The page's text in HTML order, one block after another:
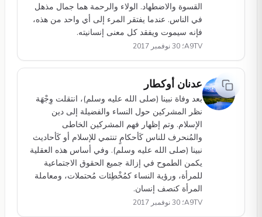
القسوة والاضطهاد. الولاء والرحمة هما جمال مذهل
في الناس. عندما يفتقر المرء إلى أي واحد من هذه،
فإنه سيموت ويفقد كل معنى إنسانيته.
A9TV؛ 30 نوفمبر 2017
عدنان أوكطار
بعد وفاة نبينا (صلى الله عليه وسلم)، انتقلت وِجْهَة
نظر المشركين حول النساء والفضيلة إلى دين
الإسلام. وتم إظهار فهم المشركين الخاطى
والمُنحرف للناس كَأحكامٍ تنتمي للإسلام أو كَأحاديث
نبينا (صلى الله عليه وسلم). وفي أساس هذه العقلية
يكمن الطموح في إزالة جميع الحقوق الاجتماعية
للمرأة، ورؤية النساء كمُخْطِئات مُحتملات، ومعاملة
المرأة كنصف إنسان.
A9TV؛ 30 نوفمبر 2017